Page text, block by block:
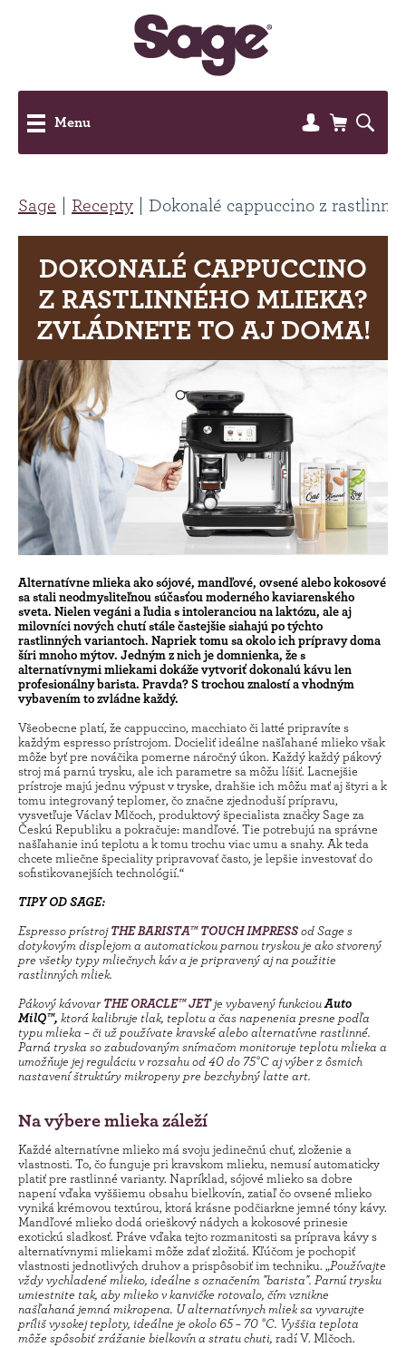
Menu
Sage Recepty Dokonalé cappuccino z
DOKONALÉ CAPPUCCINO
Z RASTLINNÉHO MLIEKA?
ZVLÁDNETE TO AJ DOMA!
Alternatívne mlieka ako sójové, mandľové, ovsené alebo kokosové
sa stali neodmysliteľnou súčasťou moderného kaviarenského
sveta. Nielen vegáni a ľudia s intoleranciou na laktózu, ale aj
milovníci nových chutí stále častejšie siahajú po týchto
rastlinných variantoch. Napriek tomu sa okolo ich prípravy doma
šíri mnoho mýtov. Jedným z nich je domnienka, že s
alternatívnymi mliekami dokáže vytvoriť dokonalú kávu len
profesionálny barista. Pravda? S trochou znalostí a vhodným
vybavením to zvládne každý.
Všeobecne platí, že cappuccino, macchiato či latté pripravíte s
každým espresso prístrojom. Docieliť ideálne našľahané mlieko však
môže byť pre nováčika pomerne náročný úkon. Každý každý pákový
stroj má parnú trysku, ale ich parametre sa môžu líšiť. Lacnejšie
prístroje majú jednu výpust v tryske, drahšie ich môžu mať aj štyri a k
​​tomu integrovaný teplomer, čo značne zjednoduší prípravu,
vysvetľuje Václav Mlčoch, produktový špecialista značky Sage za
Českú Republiku a pokračuje: mandľové. Tie potrebujú na správne
našľahanie inú teplotu a k tomu trochu viac umu a snahy. Ak teda
chcete mliečne špeciality pripravovať často, je lepšie investovať do
sofistikovanejších technológií.“
TIPY OD SAGE:
Espresso prístrojTHE BARISTA™ TOUCH IMPRESSod Sage s
dotykovým displejom a automatickou parnou tryskou je ako stvorený
pre všetky typy mliečnych káv a je pripravený aj na použitie
rastlinných mliek.
Pákový kávovar THE ORACLE™ JETje vybavený funkciouAuto
MilQ™, ktorá kalibruje tlak, teplotu a čas napenenia presne podľa
typu mlieka – či už používate kravské alebo alternatívne rastlinné.
Parná tryska so zabudovaným snímačom monitoruje teplotu mlieka a
umožňuje jej reguláciu v rozsahu od 40 do 75°C aj výber z ôsmich
nastavení štruktúry mikropeny pre bezchybný latte art.
Na výbere mlieka záleží
Každé alternatívne mlieko má svoju jedinečnú chuť, zloženie a
vlastnosti. To, čo funguje pri kravskom mlieku, nemusí automaticky
platiť pre rastlinné varianty. Napríklad, sójové mlieko sa dobre
napení vďaka vyššiemu obsahu bielkovín, zatiaľ čo ovsené mlieko
vyniká krémovou textúrou, ktorá krásne podčiarkne jemné tóny kávy.
Mandľové mlieko dodá orieškový nádych a kokosové prinesie
exotickú sladkosť. Práve vďaka tejto rozmanitosti sa príprava kávy s
alternatívnymi mliekami môže zdať zložitá. Kľúčom je pochopiť
vlastnosti jednotlivých druhov a prispôsobiť im techniku. „Používajte
vždy vychladené mlieko, ideálne s označením "barista". Parnú trysku
umiestnite tak, aby mlieko v kanvičke rotovalo, čím vznikne
našľahaná jemná mikropena. U alternatívnych mliek sa vyvarujte
príliš vysokej teploty, ideálne je okolo 65 – 70 °C. Vyššia teplota
môže spôsobiť zrážanie bielkovín a stratu chuti, radí V. Mlčoch.